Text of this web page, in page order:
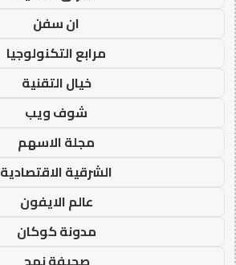
ان سفن
مرابع التكنولوجيا
خيال التقنية
شوف ويب
مجلة الاسهم
الشرقية الاقتصادية
عالم الايفون
مدونة كوكان